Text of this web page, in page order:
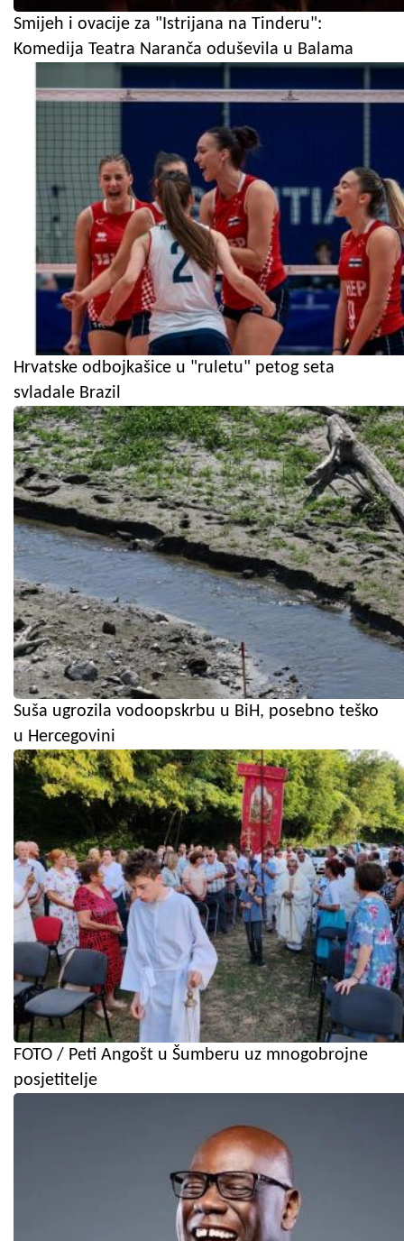
Smijeh i ovacije za "Istrijana na Tinderu":
Komedija Teatra Naranča oduševila u Balama
Hrvatske odbojkašice u "ruletu" petog seta
svladale Brazil
Suša ugrozila vodoopskrbu u BiH, posebno teško
u Hercegovini
FOTO / Peti Angošt u Šumberu uz mnogobrojne
posjetitelje